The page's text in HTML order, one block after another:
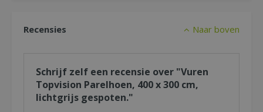
Recensies Naar boven
Schrijf zelf een recensie over "Vuren
Topvision Parelhoen, 400 x 300 cm,
lichtgrijs gespoten."